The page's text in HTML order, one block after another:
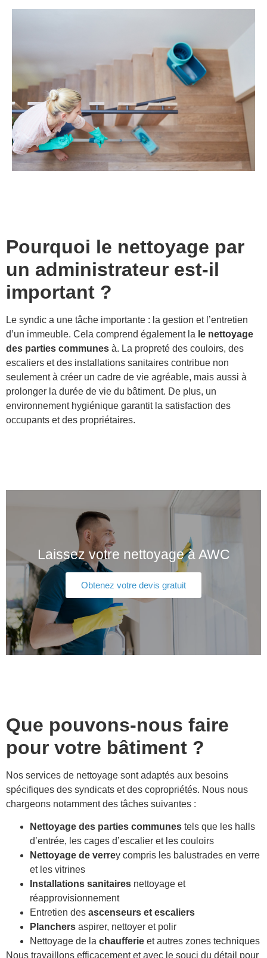
Pourquoi le nettoyage par
un administrateur est-il
important ?
Le syndic a une tâche importante : la gestion et l’entretien
d’un immeuble. Cela comprend également la le nettoyage
des parties communes à. La propreté des couloirs, des
escaliers et des installations sanitaires contribue non
seulement à créer un cadre de vie agréable, mais aussi à
prolonger la durée de vie du bâtiment. De plus, un
environnement hygiénique garantit la satisfaction des
occupants et des propriétaires.
Laissez votre nettoyage à AWC
Obtenez votre devis gratuit
Que pouvons-nous faire
pour votre bâtiment ?
Nos services de nettoyage sont adaptés aux besoins
spécifiques des syndicats et des copropriétés. Nous nous
chargeons notamment des tâches suivantes :
Nettoyage des parties communes tels que les halls
d’entrée, les cages d’escalier et les couloirs
Nettoyage de verrey compris les balustrades en verre
et les vitrines
Installations sanitaires nettoyage et
réapprovisionnement
Entretien des ascenseurs et escaliers
Planchers aspirer, nettoyer et polir
Nettoyage de la chaufferie et autres zones techniques
Nous travaillons efficacement et avec le souci du détail pour